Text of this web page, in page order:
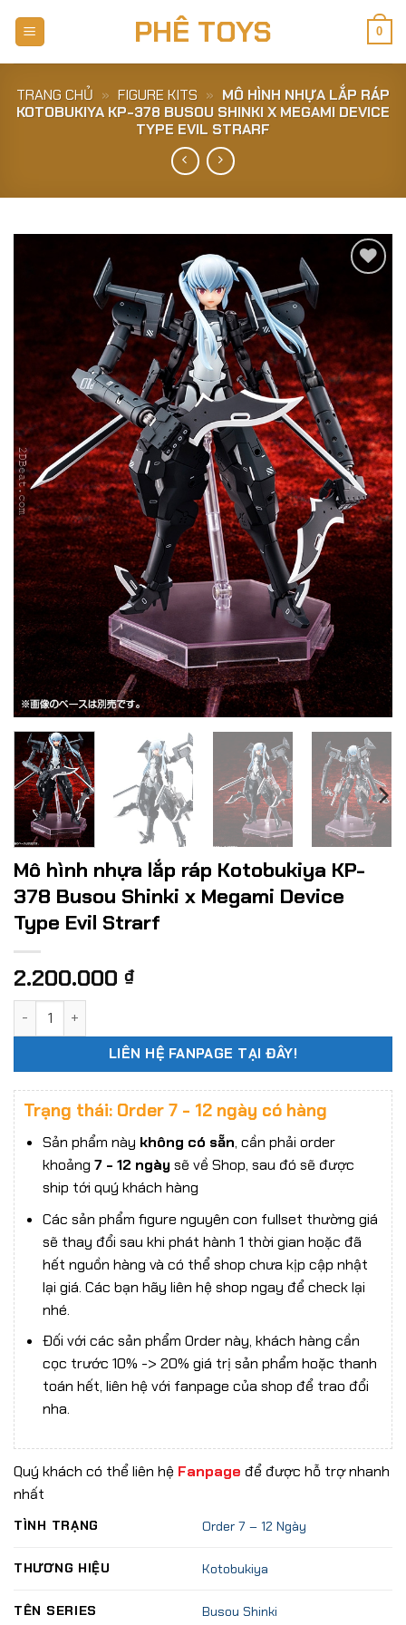
PHÊ TOYS 0
TRANG CHỦ » FIGURE KITS » MÔ HÌNH NHỰA LẮP RÁP
KOTOBUKIYA KP-378 BUSOU SHINKI X MEGAMI DEVICE
TYPE EVIL STRARF
Mô hình nhựa lắp ráp Kotobukiya KP-
378 Busou Shinki x Megami Device
Type Evil Strarf
2.200.000 ₫
LIÊN HỆ FANPAGE TẠI ĐÂY!
Trạng thái: Order 7 - 12 ngày có hàng
Sản phẩm này không có sẵn, cần phải order
khoảng 7 - 12 ngàysẽ về Shop, sau đó sẽ được
ship tới quý khách hàng
Các sản phẩm figure nguyên con fullset thường giá
sẽ thay đổi sau khi phát hành 1 thời gian hoặc đã
hết nguồn hàng và có thể shop chưa kịp cập nhật
lại giá. Các bạn hãy liên hệ shop ngay để check lại
nhé.
Đối với các sản phẩm Order này, khách hàng cần
cọc trước 10% -> 20% giá trị sản phẩm hoặc thanh
toán hết, liên hệ với fanpage của shop để trao đổi
nha.
Quý khách có thể liên hệ Fanpage để được hỗ trợ nhanh
nhất
TÌNH TRẠNG Order 7 – 12 Ngày
THƯƠNG HIỆU Kotobukiya
TÊN SERIES Busou Shinki